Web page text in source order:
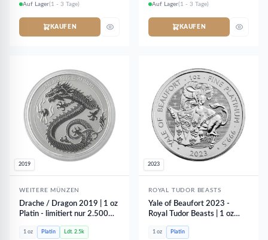
Auf Lager(1 - 3 Tage)
KAUFEN
Auf Lager(1 - 3 Tage)
KAUFEN
2019
WEITERE MÜNZEN
Drache / Dragon 2019 | 1 oz
Platin - limitiert nur 2.500
1 oz Platin Ldt. 2.5k
2023
ROYAL TUDOR BEASTS
Yale of Beaufort 2023 -
Royal Tudor Beasts | 1 oz
Platin
1 oz Platin